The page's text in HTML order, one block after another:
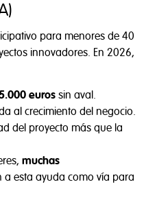
para menores de 40
innovadores. En 2026,
euros sin aval.
al crecimiento del negocio.
del proyecto más que la
muchas
a esta ayuda como vía para